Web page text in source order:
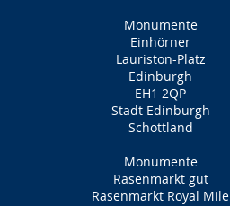
Monumente
Einhörner
Lauriston-Platz
Edinburgh
EH1 2QP
Stadt Edinburgh
Schottland
Monumente
Rasenmarkt gut
Rasenmarkt Royal Mile